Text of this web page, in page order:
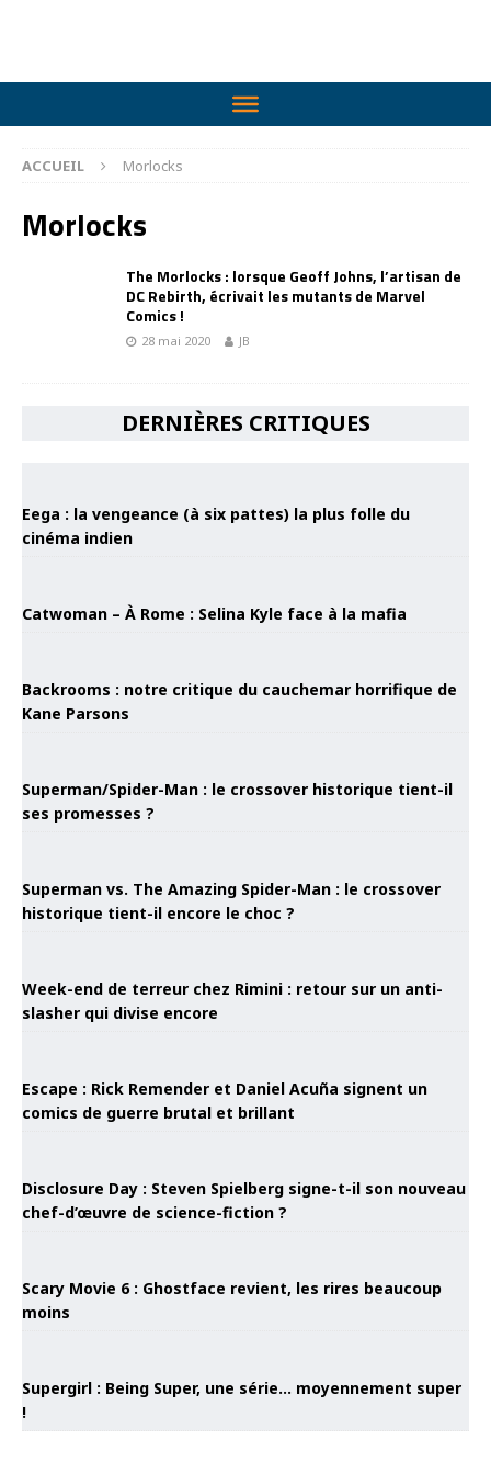
ACCUEIL Morlocks
Morlocks
The Morlocks : lorsque Geoff Johns, l’artisan de
DC Rebirth, écrivait les mutants de Marvel
Comics !
28 mai 2020 JB
DERNIÈRES CRITIQUES
Eega : la vengeance (à six pattes) la plus folle du
cinéma indien
Catwoman – À Rome : Selina Kyle face à la mafia
Backrooms : notre critique du cauchemar horrifique de
Kane Parsons
Superman/Spider-Man : le crossover historique tient-il
ses promesses ?
Superman vs. The Amazing Spider-Man : le crossover
historique tient-il encore le choc ?
Week-end de terreur chez Rimini : retour sur un anti-
slasher qui divise encore
Escape : Rick Remender et Daniel Acuña signent un
comics de guerre brutal et brillant
Disclosure Day : Steven Spielberg signe-t-il son nouveau
chef-d’œuvre de science-fiction ?
Scary Movie 6 : Ghostface revient, les rires beaucoup
moins
Supergirl : Being Super, une série… moyennement super
!